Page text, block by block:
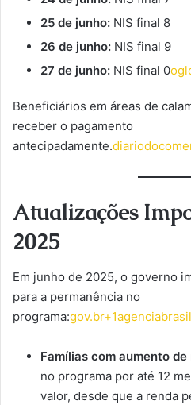
25 de junho: NIS final 8
26 de junho: NIS final 9
27 de junho: NIS final 0
Beneficiários em áreas de
receber o pagamento
antecipadamente.
Atualizações
2025
Em junho de 2025, o governo
para a permanência no
programa:
Famílias com aumento de
no programa por até 12
valor, desde que a renda